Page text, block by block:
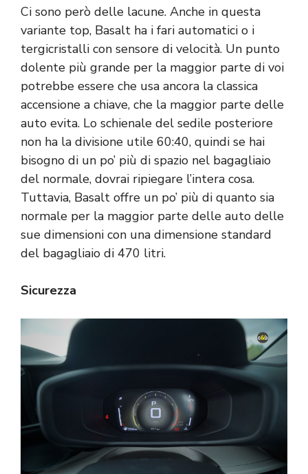
Ci sono però delle lacune. Anche in questa
variante top, Basalt ha i fari automatici o i
tergicristalli con sensore di velocità. Un punto
dolente più grande per la maggior parte di voi
potrebbe essere che usa ancora la classica
accensione a chiave, che la maggior parte delle
auto evita. Lo schienale del sedile posteriore
non ha la divisione utile 60:40, quindi se hai
bisogno di un po’ più di spazio nel bagagliaio
del normale, dovrai ripiegare l’intera cosa.
Tuttavia, Basalt offre un po’ più di quanto sia
normale per la maggior parte delle auto delle
sue dimensioni con una dimensione standard
del bagagliaio di 470 litri.
Sicurezza